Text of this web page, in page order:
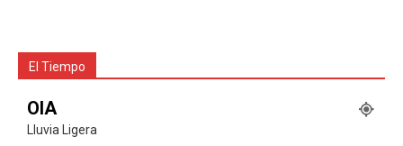
El Tiempo
OIA
Lluvia Ligera